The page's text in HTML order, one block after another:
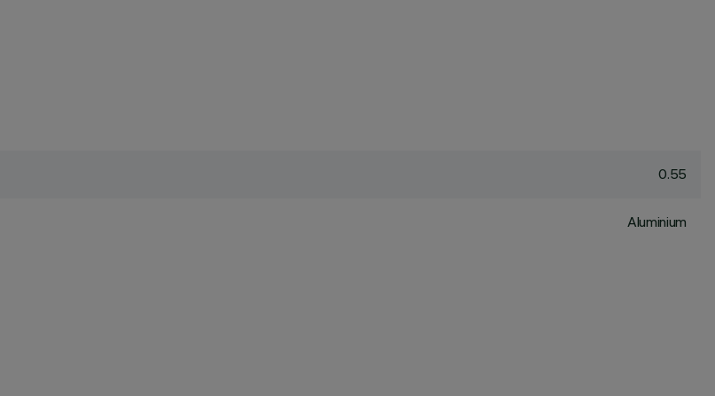
0.55
Aluminium